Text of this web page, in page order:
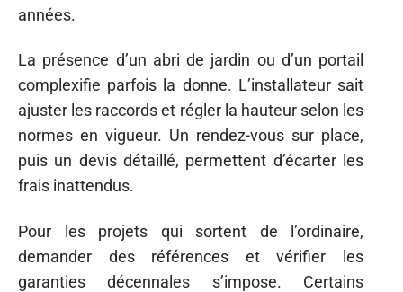
années.
La présence d’un abri de jardin ou d’un portail
complexifie parfois la donne. L’installateur sait
ajuster les raccords et régler la hauteur selon les
normes en vigueur. Un rendez-vous sur place,
puis un devis détaillé, permettent d’écarter les
frais inattendus.
Pour les projets qui sortent de l’ordinaire,
demander des références et vérifier les
garanties décennales s’impose. Certains